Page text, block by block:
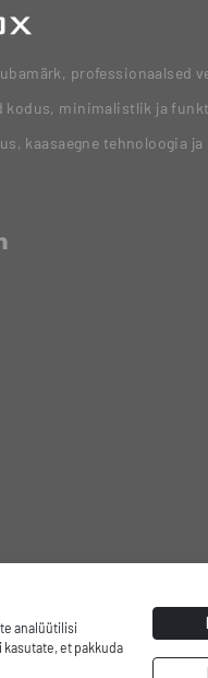
professionaalsed
kodus, minimalistlik ja
kaasaegne tehnoloogia ja
analüütilisi
et pakkuda